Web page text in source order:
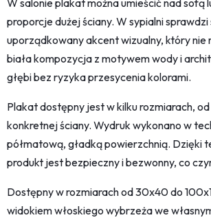
W salonie plakat można umieścić nad
proporcje dużej ściany. W sypialni
uporządkowany akcent wizualny, który
biała kompozycja z motywem wody i
głębi bez ryzyka przesycenia kolorami.
Plakat dostępny jest w kilku rozmiarach,
konkretnej ściany. Wydruk wykonano w
półmatową, gładką powierzchnią. Dzięki
produkt jest bezpieczny i bezwonny, co
Dostępny w rozmiarach od 30x40 do
widokiem włoskiego wybrzeża we